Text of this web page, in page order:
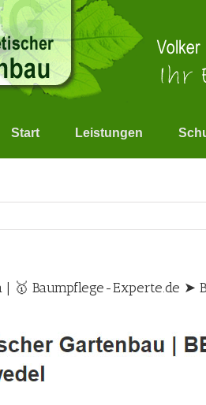
Start Leistungen
| 🥇 Baumpflege-Experte.de ➤